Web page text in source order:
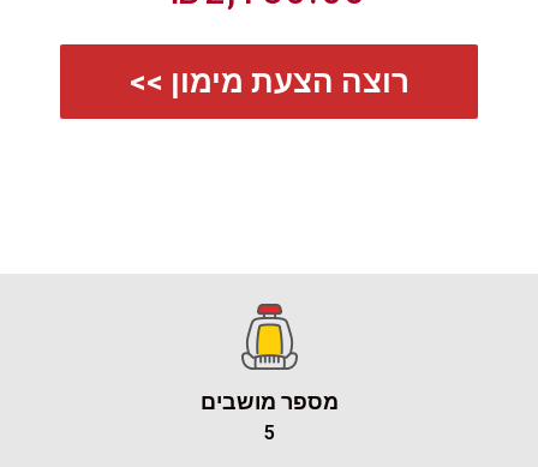
רוצה הצעת מימון >>
מספר מושבים
5